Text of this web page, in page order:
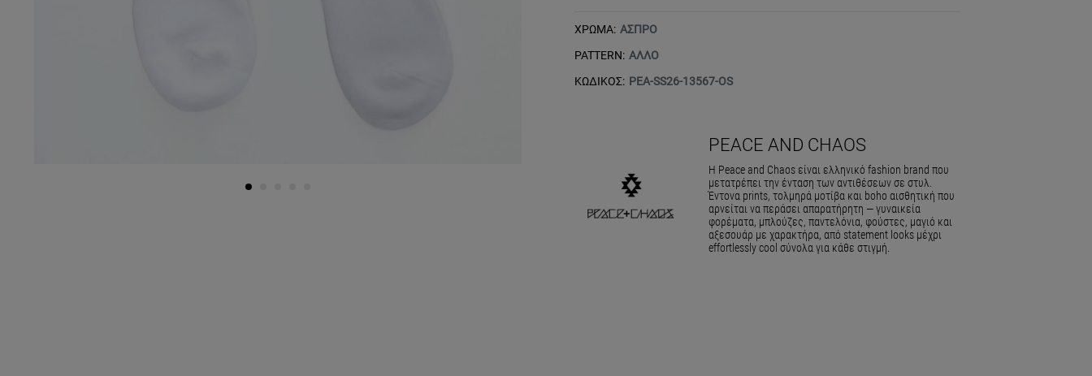
ΧΡΩΜΑ: ΑΣΠΡΟ
PATTERN: ΑΛΛΟ
ΚΩΔΙΚΟΣ: PEA-SS26-13567-OS
PEACE AND CHAOS
Η Peace and Chaos είναι ελληνικό fashion brand που
μετατρέπει την ένταση των αντιθέσεων σε στυλ.
Έντονα prints, τολμηρά μοτίβα και boho αισθητική που
αρνείται να περάσει απαρατήρητη — γυναικεία
φορέματα, μπλούζες, παντελόνια, φούστες, μαγιό και
αξεσουάρ με χαρακτήρα, από statement looks μέχρι
effortlessly cool σύνολα για κάθε στιγμή.